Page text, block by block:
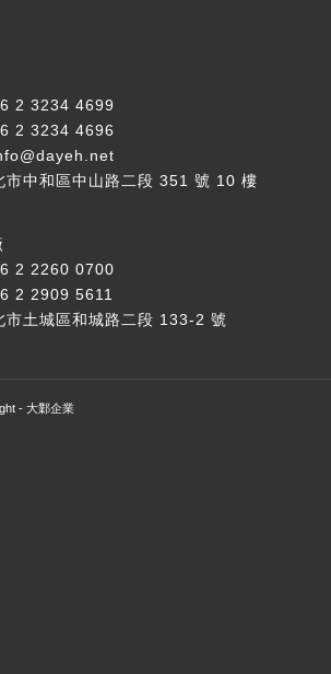
2 3234 4699
2 3234 4696
市中和區中山路二段 351 號 10 樓
2 2260 0700
2 2909 5611
市土城區和城路二段 133-2 號
- 大鄴企業